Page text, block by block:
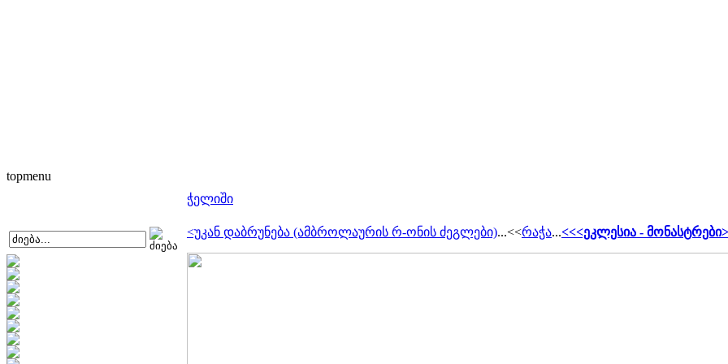
topmenu
ჭელიში
<უკან დაბრუნება (ამბროლაურის რ-ონის ძეგლები)...<<რაჭა...<<<ეკლესია -